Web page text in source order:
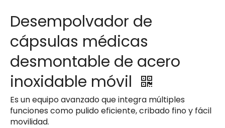
Desempolvador de
cápsulas médicas
desmontable de acero
inoxidable móvil
Es un equipo avanzado que integra múltiples
funciones como pulido eficiente, cribado fino y fácil
movilidad.